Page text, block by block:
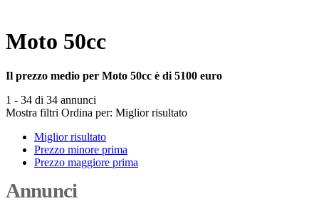
Moto 50cc
Il prezzo medio per Moto 50cc è di 5100 euro
1 - 34 di 34 annunci
Mostra filtri Ordina per: Miglior risultato
Miglior risultato
Prezzo minore prima
Prezzo maggiore prima
Annunci